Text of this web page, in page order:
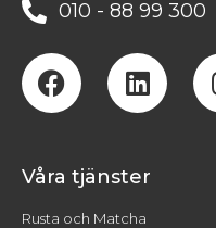
010 - 88 99 300
Våra tjänster
Rusta och Matcha